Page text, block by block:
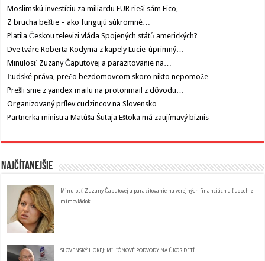
Moslimskú investíciu za miliardu EUR rieši sám Fico,…
Z brucha beštie – ako fungujú súkromné…
Platila Českou televizi vláda Spojených států amerických?
Dve tváre Roberta Kodyma z kapely Lucie-úprimný…
Minulosť Zuzany Čaputovej a parazitovanie na…
Ľudské práva, prečo bezdomovcom skoro nikto nepomože…
Prešli sme z yandex mailu na protonmail z dôvodu…
Organizovaný prílev cudzincov na Slovensko
Partnerka ministra Matúša Šutaja Eštoka má zaujímavý biznis
Najčítanejšie
Minulosť Zuzany Čaputovej a parazitovanie na verejných financiách a ľudoch z
mimovládok
SLOVENSKÝ HOKEJ: MILIÓNOVÉ PODVODY NA ÚKOR DETÍ